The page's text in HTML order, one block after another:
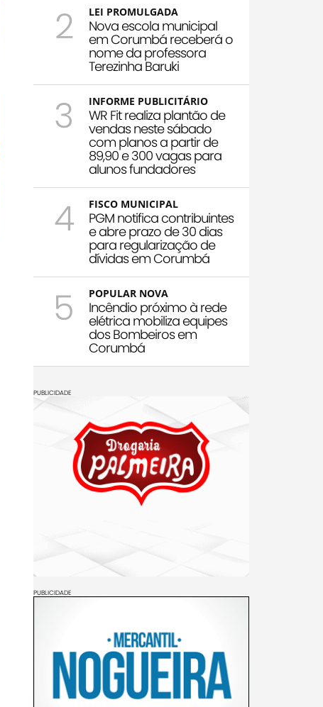
2 LEI PROMULGADA
Nova escola municipal
em Corumbá receberá o
nome da professora
Terezinha Baruki
3 INFORME PUBLICITÁRIO
WR Fit realiza plantão de
vendas neste sábado
com planos a partir de
89,90 e 300 vagas para
alunos fundadores
4 FISCO MUNICIPAL
PGM notifica contribuintes
e abre prazo de 30 dias
para regularização de
dívidas em Corumbá
5 POPULAR NOVA
Incêndio próximo à rede
elétrica mobiliza equipes
dos Bombeiros em
Corumbá
PUBLICIDADE
PUBLICIDADE